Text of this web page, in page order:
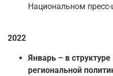
Национальном пресс-
2022
Январь – в
региональной